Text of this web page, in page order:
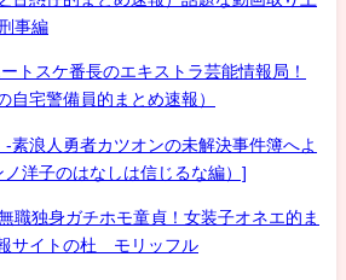
事編
トスケ番長のエキストラ芸能情報局！
自宅警備員的まとめ速報）
素浪人勇者カツオンの未解決事件簿へよ
洋子のはなしは信じるな編）]
独身ガチホモ童貞！女装子オネエ的ま
サイトの杜 モリッフル